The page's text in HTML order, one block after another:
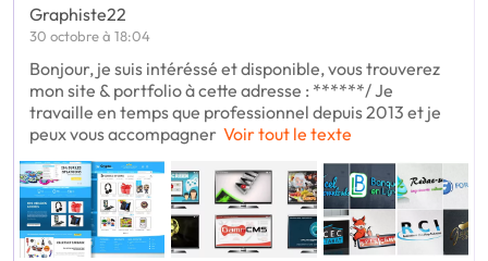
Graphiste22
30 octobre à 18:04
Bonjour, je suis intéréssé et disponible, vous trouverez
mon site & portfolio à cette adresse : ******/ Je
travaille en temps que professionnel depuis 2013 et je
peux vous accompagner Voir tout le texte